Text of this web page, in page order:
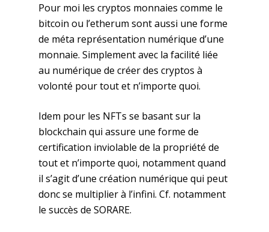
Pour moi les cryptos monnaies comme le
bitcoin ou l’etherum sont aussi une forme
de méta représentation numérique d’une
monnaie. Simplement avec la facilité liée
au numérique de créer des cryptos à
volonté pour tout et n’importe quoi.
Idem pour les NFTs se basant sur la
blockchain qui assure une forme de
certification inviolable de la propriété de
tout et n’importe quoi, notamment quand
il s’agit d’une création numérique qui peut
donc se multiplier à l’infini. Cf. notamment
le succès de SORARE.